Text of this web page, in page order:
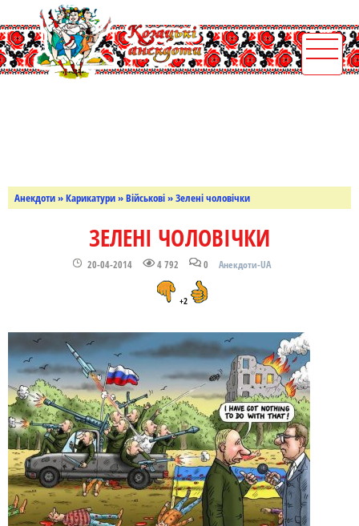
Анекдоти»Карикатури»Військові» Зелені чоловічки
ЗЕЛЕНІ ЧОЛОВІЧКИ
20-04-2014 4 792 0 Анекдоти-UA
+2